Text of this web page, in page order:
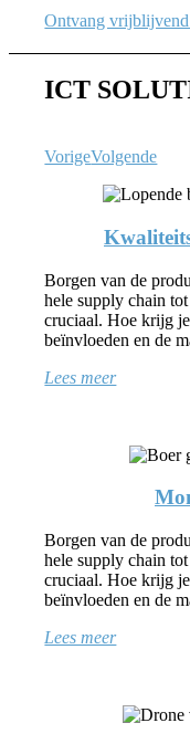
Ontvang
ICT
VorigeVolgende
Borgen van de
hele supply chain
cruciaal. Hoe krijg
beïnvloeden en de
Lees meer
Borgen van de
hele supply chain
cruciaal. Hoe krijg
beïnvloeden en de
Lees meer